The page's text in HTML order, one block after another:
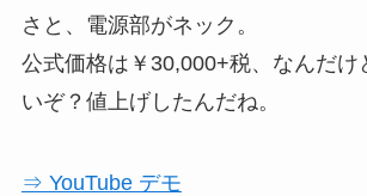
さと、電源部がネック。
公式価格は￥30,000+税、なんだけ
いぞ？値上げしたんだね。
⇒ YouTube デモ